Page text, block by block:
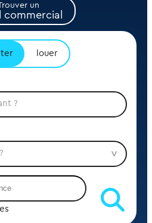
un
commercial
louer